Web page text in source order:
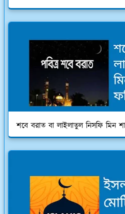
শবে বরাত বা লাইলাতুল নিসফি মিন